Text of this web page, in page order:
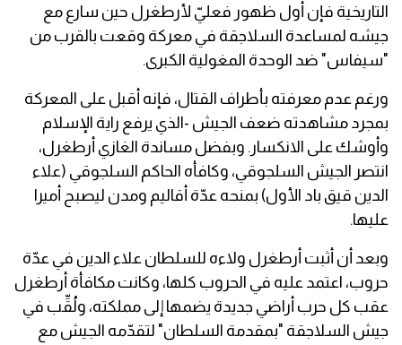
التاريخية فإن أول ظهور فعليّ لأرطغرل حين سارع مع
جيشه لمساعدة السلاجقة في معركة وقعت بالقرب من
"سيفاس" ضد الوحدة المغولية الكبرى.
ورغم عدم معرفته بأطراف القتال، فإنه أقبل على المعركة
بمجرد مشاهدته ضعف الجيش -الذي يرفع راية الإسلام
وأوشك على الانكسار. وبفضل مساندة الغازي أرطغرل،
انتصر الجيش السلجوقي، وكافأه الحاكم السلجوقي (علاء
الدين قيق باد الأول) بمنحه عدّة أقاليم ومدن ليصبح أميرا
عليها.
وبعد أن أثبت أرطغرل ولاءه للسلطان علاء الدين في عدّة
حروب، اعتمد عليه في الحروب كلها، وكانت مكافأة أرطغرل
عقب كل حرب أراضي جديدة يضمها إلى مملكته، ولُقِّب في
جيش السلاجقة "بمقدمة السلطان" لتقدّمه الجيش مع